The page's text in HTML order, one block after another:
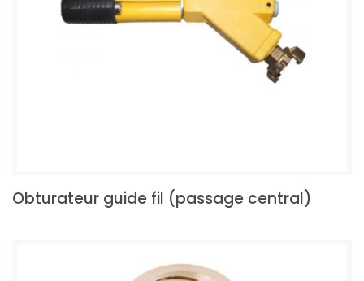
Obturateur guide fil (passage central)